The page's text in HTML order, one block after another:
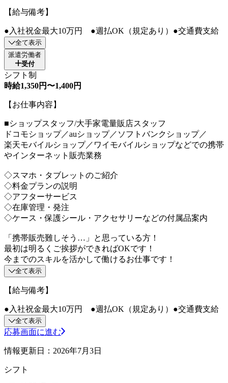
【給与備考】
●入社祝金最大10万円 ●週払OK（規定あり）●交通費支給
全て表示
派遣労働者
受付
シフト制
時給1,350円〜1,400円
【お仕事内容】
■ショップスタッフ/大手家電量販店スタッフ
ドコモショップ／auショップ／ソフトバンクショップ／
楽天モバイルショップ／ワイモバイルショップなどでの携帯
やインターネット販売業務
◇スマホ・タブレットのご紹介
◇料金プランの説明
◇アフターサービス
◇在庫管理・発注
◇ケース・保護シール・アクセサリーなどの付属品案内
「携帯販売難しそう…」と思っている方！
最初は明るくご挨拶ができればOKです！
今までのスキルを活かして働けるお仕事です！
全て表示
【給与備考】
●入社祝金最大10万円 ●週払OK（規定あり）●交通費支給
全て表示
応募画面に進む
情報更新日：2026年7月3日
シフト